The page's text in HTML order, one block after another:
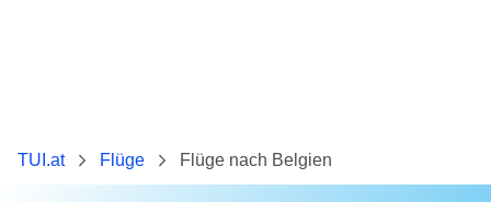
TUI.at Flüge Flüge nach Belgien